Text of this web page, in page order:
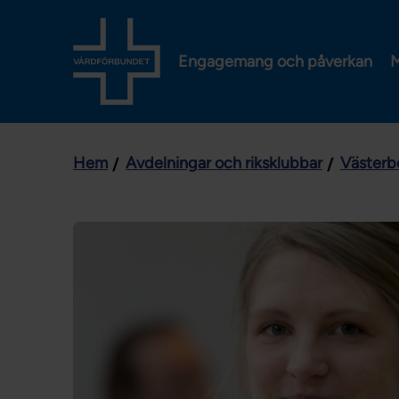
Engagemang och påverkan
Hem Avdelningar och riksklubbar